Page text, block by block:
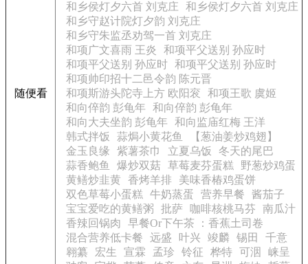
随便看
和乡侯灯夕六首 刘克庄
和乡侯灯夕六首 刘克庄
和乡守赵计院灯夕韵 刘克庄
和乡守朱监丞劝驾一首 刘克庄
和项广文喜雨 王炎
和项平父送别 孙应时
和项平父送别 孙应时
和项平父送别 孙应时
和项帅印招十二邑令韵 陈元晋
和项斯游头陀寺上方 欧阳衮
和项王歌 虞姬
和向倅韵 彭龟年
和向倅韵 彭龟年
和向大夫坐韵 彭龟年
和向监庙红梅 王洋
韩式拌饭
蒜焗小黄花鱼
【葱油姜炒鸡翅】
金玉良缘
紫薯茶巾 立夏乌饭
冬天的尾巴
蒜香鲍鱼
爆炒双菇 草莓麦芬蛋糕
野葱炒鸡蛋
黄鳝炒韭黄 香烤羊排
美味香椿鸡蛋饼
双色草莓小蛋糕
牛奶蒸蛋 营养早餐
酱茄子
宝宝爱吃的黄鳝粥
批萨 咖啡核桃马芬
南瓜汁
香辣回锅肉
早餐Or下午茶 ：香蕉土司卷
混合营养低卡餐
远盛 叶兴 竣麟 锡田
千意
翱纂
宏生 宣霖 孟珍 铃征 桦特 可洇
崃呈